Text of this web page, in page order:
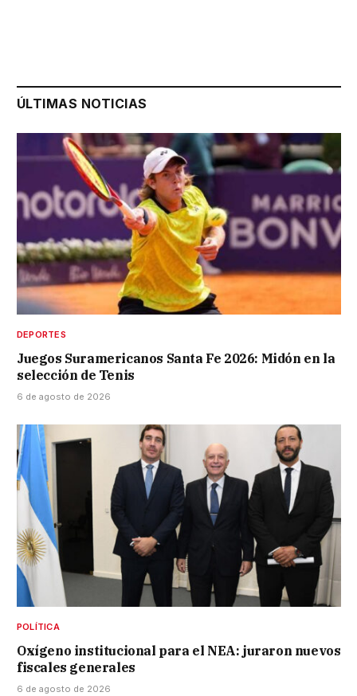
ÚLTIMAS NOTICIAS
DEPORTES
Juegos Suramericanos Santa Fe 2026: Midón en la
selección de Tenis
6 de agosto de 2026
POLÍTICA
Oxígeno institucional para el NEA: juraron nuevos
fiscales generales
6 de agosto de 2026